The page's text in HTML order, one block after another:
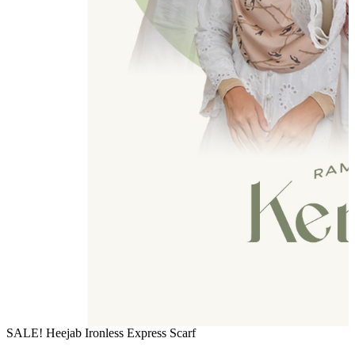
SALE! Heejab Ironless Express Scarf